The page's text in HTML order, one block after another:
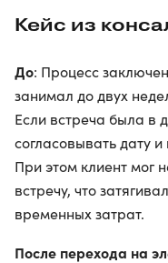
Кейс из
До: Процесс
занимал до двух
Если встреча была в
согласовывать дату
При этом клиент мог
встречу, что
временных затрат.
После перехода на